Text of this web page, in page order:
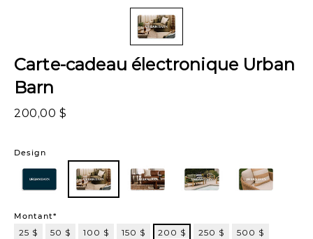
Carte-cadeau électronique Urban
Barn
200,00 $
Design
101 102 103 104 105
Montant*
25 $ 50 $ 100 $ 150 $ 200 $ 250 $ 500 $